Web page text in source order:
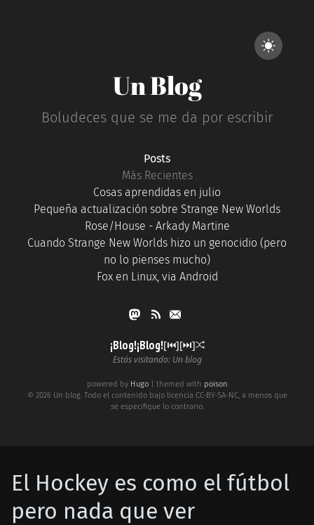
Un Blog
Boludeces que se me da por escribir
Posts
Más Recientes
Cosas aprendidas en julio
Pequeña actualización sobre Strange New Worlds
Rose/House - Arkady Martine
Cuando Strange New Worlds hizo un genocidio (pero
no lo pienses mucho)
Fox en Linux, via Android
¡Blog!¡Blog![⏮︎][⏭︎]
Estás visitando: Un blog
powered by Hugo| themed with poison
© 2026 Un blog. Todo el contenido bajo licencia CC-BY-SA-NC, a menos que
se especifique lo contrario.
El Hockey es como el fútbol
pero nada que ver